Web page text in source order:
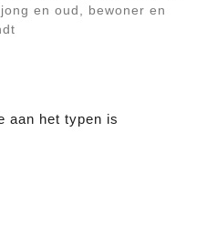
en oud, bewoner en